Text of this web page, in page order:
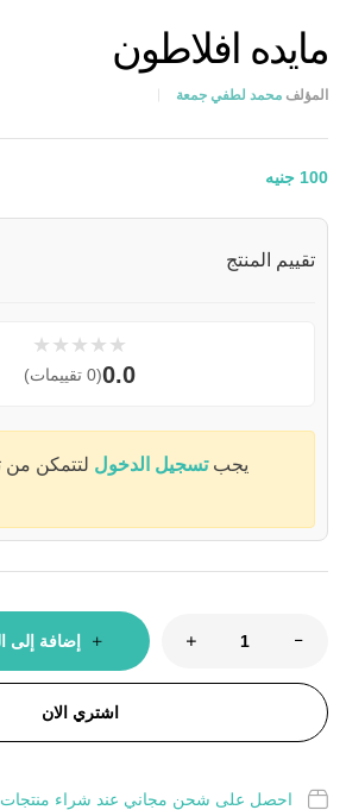
مايده افلاطون
المؤلف محمد لطفي جمعة
100 جنيه
تقييم المنتج
★
★
★
★
★
0.0(0 تقييمات)
يجبتسجيل الدخول لتتمكن من
إضافة إلى
اشتري الان
احصل على شحن مجاني عند شراء منتجات بقيمة 1000